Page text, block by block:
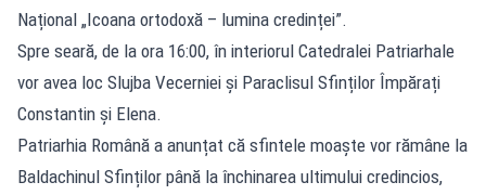
Național „Icoana ortodoxă – lumina credinței”.
Spre seară, de la ora 16:00, în interiorul Catedralei Patriarhale
vor avea loc Slujba Vecerniei și Paraclisul Sfinților Împărați
Constantin și Elena.
Patriarhia Română a anunțat că sfintele moaște vor rămâne la
Baldachinul Sfinților până la închinarea ultimului credincios,